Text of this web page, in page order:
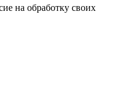
на обработку своих